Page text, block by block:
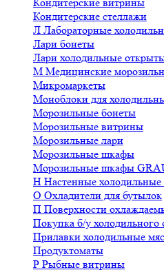
Кондитерские стеллажи
Л Лабораторные
Лари бонеты
Лари холодильные
М Медицинские
Микромаркеты
Моноблоки для
Морозильные бонеты
Морозильные витрины
Морозильные лари
Морозильные шкафы
Морозильные шкафы
Н Настенные
О Охладители для бутылок
П Поверхности
Покупка б/у холодильного
Прилавки холодильные
Продуктоматы
Р Рыбные витрины